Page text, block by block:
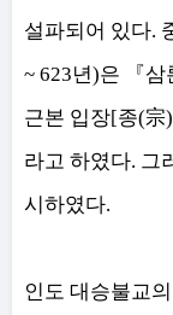
설파되어 있다.
~ 623년)은 『삼
근본 입장[종(宗
라고 하였다. 그
시하였다.
인도 대승불교